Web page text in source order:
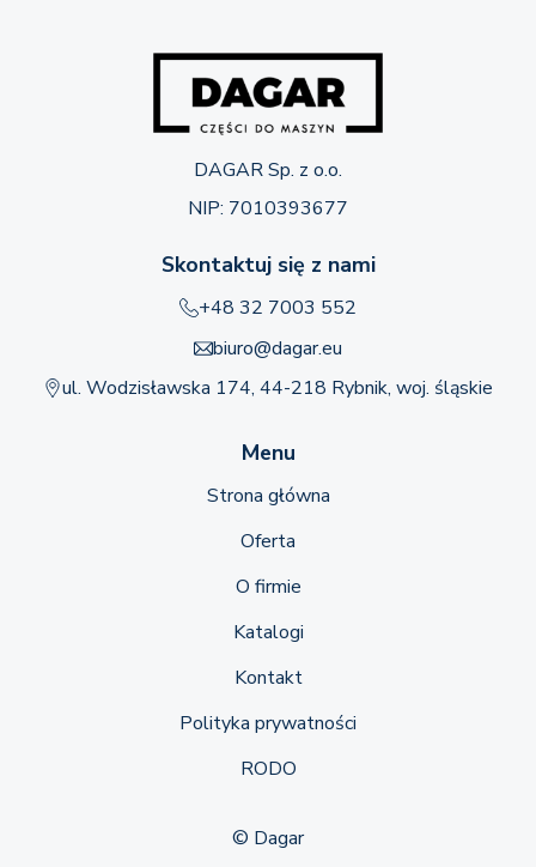
DAGAR Sp. z o.o.
NIP: 7010393677
Skontaktuj się z nami
+48 32 7003 552
biuro@dagar.eu
ul. Wodzisławska 174, 44-218 Rybnik, woj. śląskie
Menu
Strona główna
Oferta
O firmie
Katalogi
Kontakt
Polityka prywatności
RODO
© Dagar